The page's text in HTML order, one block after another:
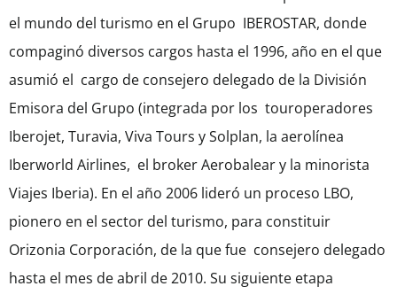
el mundo del turismo en el Grupo IBEROSTAR, donde
compaginó diversos cargos hasta el 1996, año en el que
asumió el cargo de consejero delegado de la División
Emisora del Grupo (integrada por los touroperadores
Iberojet, Turavia, Viva Tours y Solplan, la aerolínea
Iberworld Airlines, el broker Aerobalear y la minorista
Viajes Iberia). En el año 2006 lideró un proceso LBO,
pionero en el sector del turismo, para constituir
Orizonia Corporación, de la que fue consejero delegado
hasta el mes de abril de 2010. Su siguiente etapa